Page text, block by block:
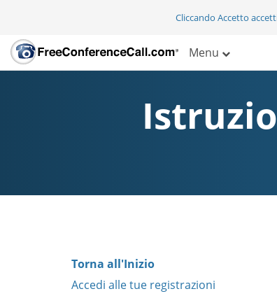
Cliccando Accetto
Menu
Torna all'Inizio
Accedi alle tue registrazioni